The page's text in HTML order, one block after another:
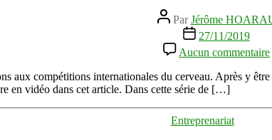
Auteur
de
l’article
ParJérôme
Date
l’article
27/11/2019
Aucun commentaire
aux compétitions internationales du cerveau. Après y
en vidéo dans cet article. Dans cette série de […]
Catégories
Entreprenariat